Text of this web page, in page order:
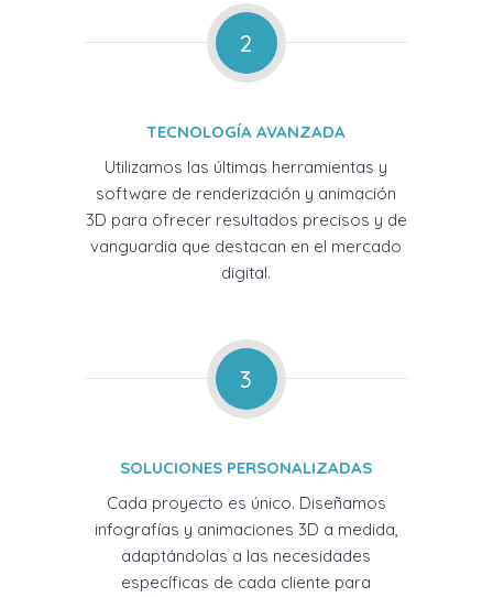
2
TECNOLOGÍA AVANZADA
Utilizamos las últimas herramientas y
software de renderización y animación
3D para ofrecer resultados precisos y de
vanguardia que destacan en el mercado
digital.
3
SOLUCIONES PERSONALIZADAS
Cada proyecto es único. Diseñamos
infografías y animaciones 3D a medida,
adaptándolas a las necesidades
específicas de cada cliente para